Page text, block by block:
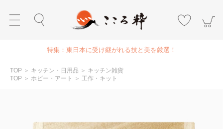
特集：東日本に受け継がれる技と美を厳選！
TOP ＞ キッチン・日用品 ＞ キッチン雑貨
TOP ＞ ホビー・アート ＞ 工作・キット